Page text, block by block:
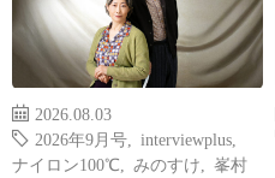
2026.08.03
2026年9月号
interviewplus
ナイロン100℃
みのすけ
峯村